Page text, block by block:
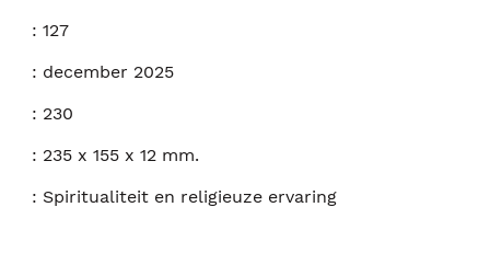
: 127
: december 2025
: 230
: 235 x 155 x 12 mm.
: Spiritualiteit en religieuze ervaring